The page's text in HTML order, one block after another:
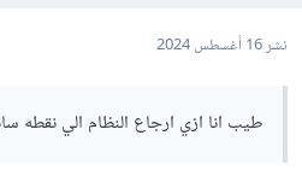
نشر16 أغسطس 2024
طيب انا ازي ارجاع النظام الي نقطه